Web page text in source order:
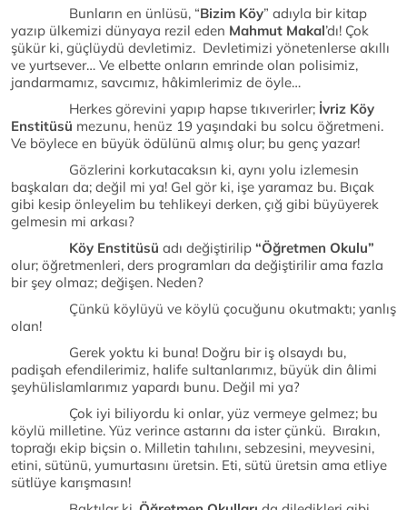
Bunların en ünlüsü, “Bizim Köy” adıyla bir kitap
yazıp ülkemizi dünyaya rezil eden Mahmut Makal’dı! Çok
şükür ki, güçlüydü devletimiz. Devletimizi yönetenlerse akıllı
ve yurtsever… Ve elbette onların emrinde olan polisimiz,
jandarmamız, savcımız, hâkimlerimiz de öyle…
Herkes görevini yapıp hapse tıkıverirler; İvriz Köy
Enstitüsü mezunu, henüz 19 yaşındaki bu solcu öğretmeni.
Ve böylece en büyük ödülünü almış olur; bu genç yazar!
Gözlerini korkutacaksın ki, aynı yolu izlemesin
başkaları da; değil mi ya! Gel gör ki, işe yaramaz bu. Bıçak
gibi kesip önleyelim bu tehlikeyi derken, çığ gibi büyüyerek
gelmesin mi arkası?
Köy Enstitüsü adı değiştirilip “Öğretmen Okulu”
olur; öğretmenleri, ders programları da değiştirilir ama fazla
bir şey olmaz; değişen. Neden?
Çünkü köylüyü ve köylü çocuğunu okutmaktı; yanlış
olan!
Gerek yoktu ki buna! Doğru bir iş olsaydı bu,
padişah efendilerimiz, halife sultanlarımız, büyük din âlimi
şeyhülislamlarımız yapardı bunu. Değil mi ya?
Çok iyi biliyordu ki onlar, yüz vermeye gelmez; bu
köylü milletine. Yüz verince astarını da ister çünkü. Bırakın,
toprağı ekip biçsin o. Milletin tahılını, sebzesini, meyvesini,
etini, sütünü, yumurtasını üretsin. Eti, sütü üretsin ama etliye
sütlüye karışmasın!